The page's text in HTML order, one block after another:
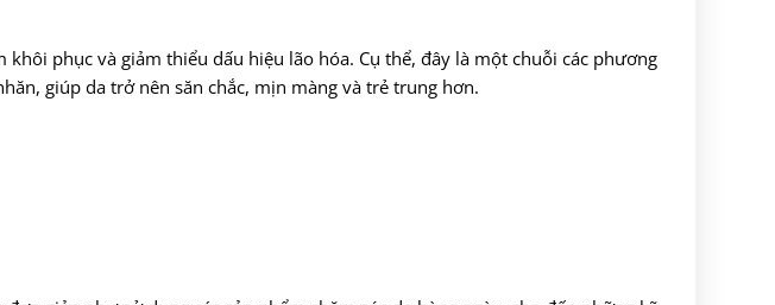
phục và giảm thiểu dấu hiệu lão hóa. Cụ thể, đây là một chuỗi các phương
giúp da trở nên săn chắc, mịn màng và trẻ trung hơn.